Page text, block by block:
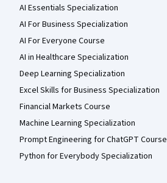
AI Essentials Specialization
AI For Business Specialization
AI For Everyone Course
AI in Healthcare Specialization
Deep Learning Specialization
Excel Skills for Business Specialization
Financial Markets Course
Machine Learning Specialization
Prompt Engineering for ChatGPT Course
Python for Everybody Specialization